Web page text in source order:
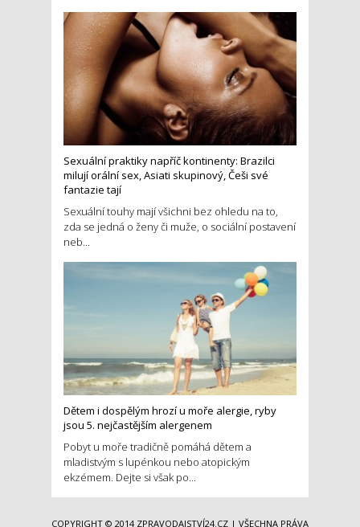
Sexuální praktiky napříč kontinenty: Brazilci
milují orální sex, Asiati skupinový, Češi své
fantazie tají
Sexuální touhy mají všichni bez ohledu na to,
zda se jedná o ženy či muže, o sociální postavení
neb...
Dětem i dospělým hrozí u moře alergie, ryby
jsou 5. nejčastějším alergenem
Pobyt u moře tradičně pomáhá dětem a
mladistvým s lupénkou nebo atopickým
ekzémem. Dejte si však po...
COPYRIGHT © 2014 ZPRAVODAJSTVÍ24.CZ | VŠECHNA PRÁVA